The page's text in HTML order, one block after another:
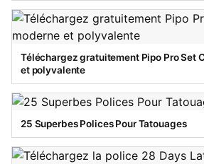
Téléchargez gratuitement Pipo Pro Set
et polyvalente
25 Superbes Polices Pour Tatouages